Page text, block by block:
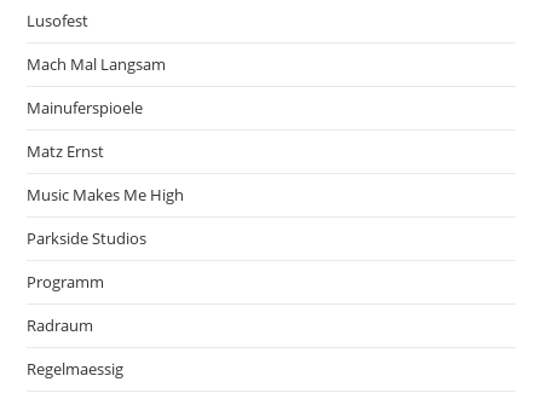
Lusofest
Mach Mal Langsam
Mainuferspioele
Matz Ernst
Music Makes Me High
Parkside Studios
Programm
Radraum
Regelmaessig